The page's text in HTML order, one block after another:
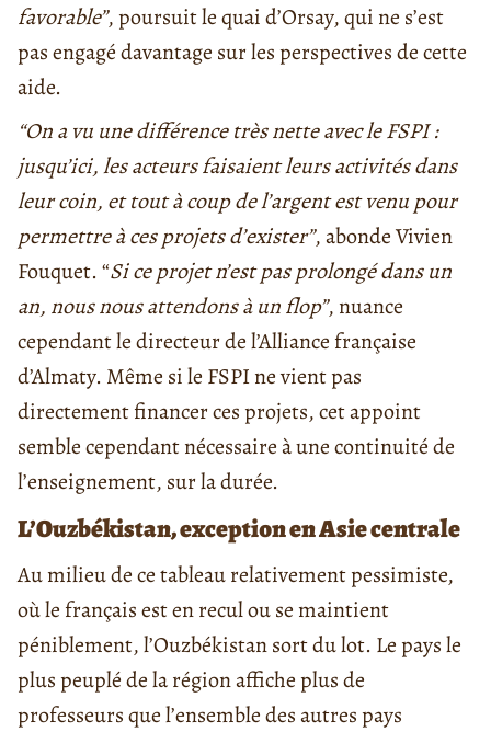
favorable”, poursuit le quai d’Orsay, qui ne s’est
pas engagé davantage sur les perspectives de cette
aide.
“On a vu une différence très nette avec le FSPI :
jusqu’ici, les acteurs faisaient leurs activités dans
leur coin, et tout à coup de l’argent est venu pour
permettre à ces projets d’exister”, abonde Vivien
Fouquet. “Si ce projet n’est pas prolongé dans un
an, nous nous attendons à un flop”, nuance
cependant le directeur de l’Alliance française
d’Almaty. Même si le FSPI ne vient pas
directement financer ces projets, cet appoint
semble cependant nécessaire à une continuité de
l’enseignement, sur la durée.
L’Ouzbékistan, exception en Asie centrale
Au milieu de ce tableau relativement pessimiste,
où le français est en recul ou se maintient
péniblement, l’Ouzbékistan sort du lot. Le pays le
plus peuplé de la région affiche plus de
professeurs que l’ensemble des autres pays